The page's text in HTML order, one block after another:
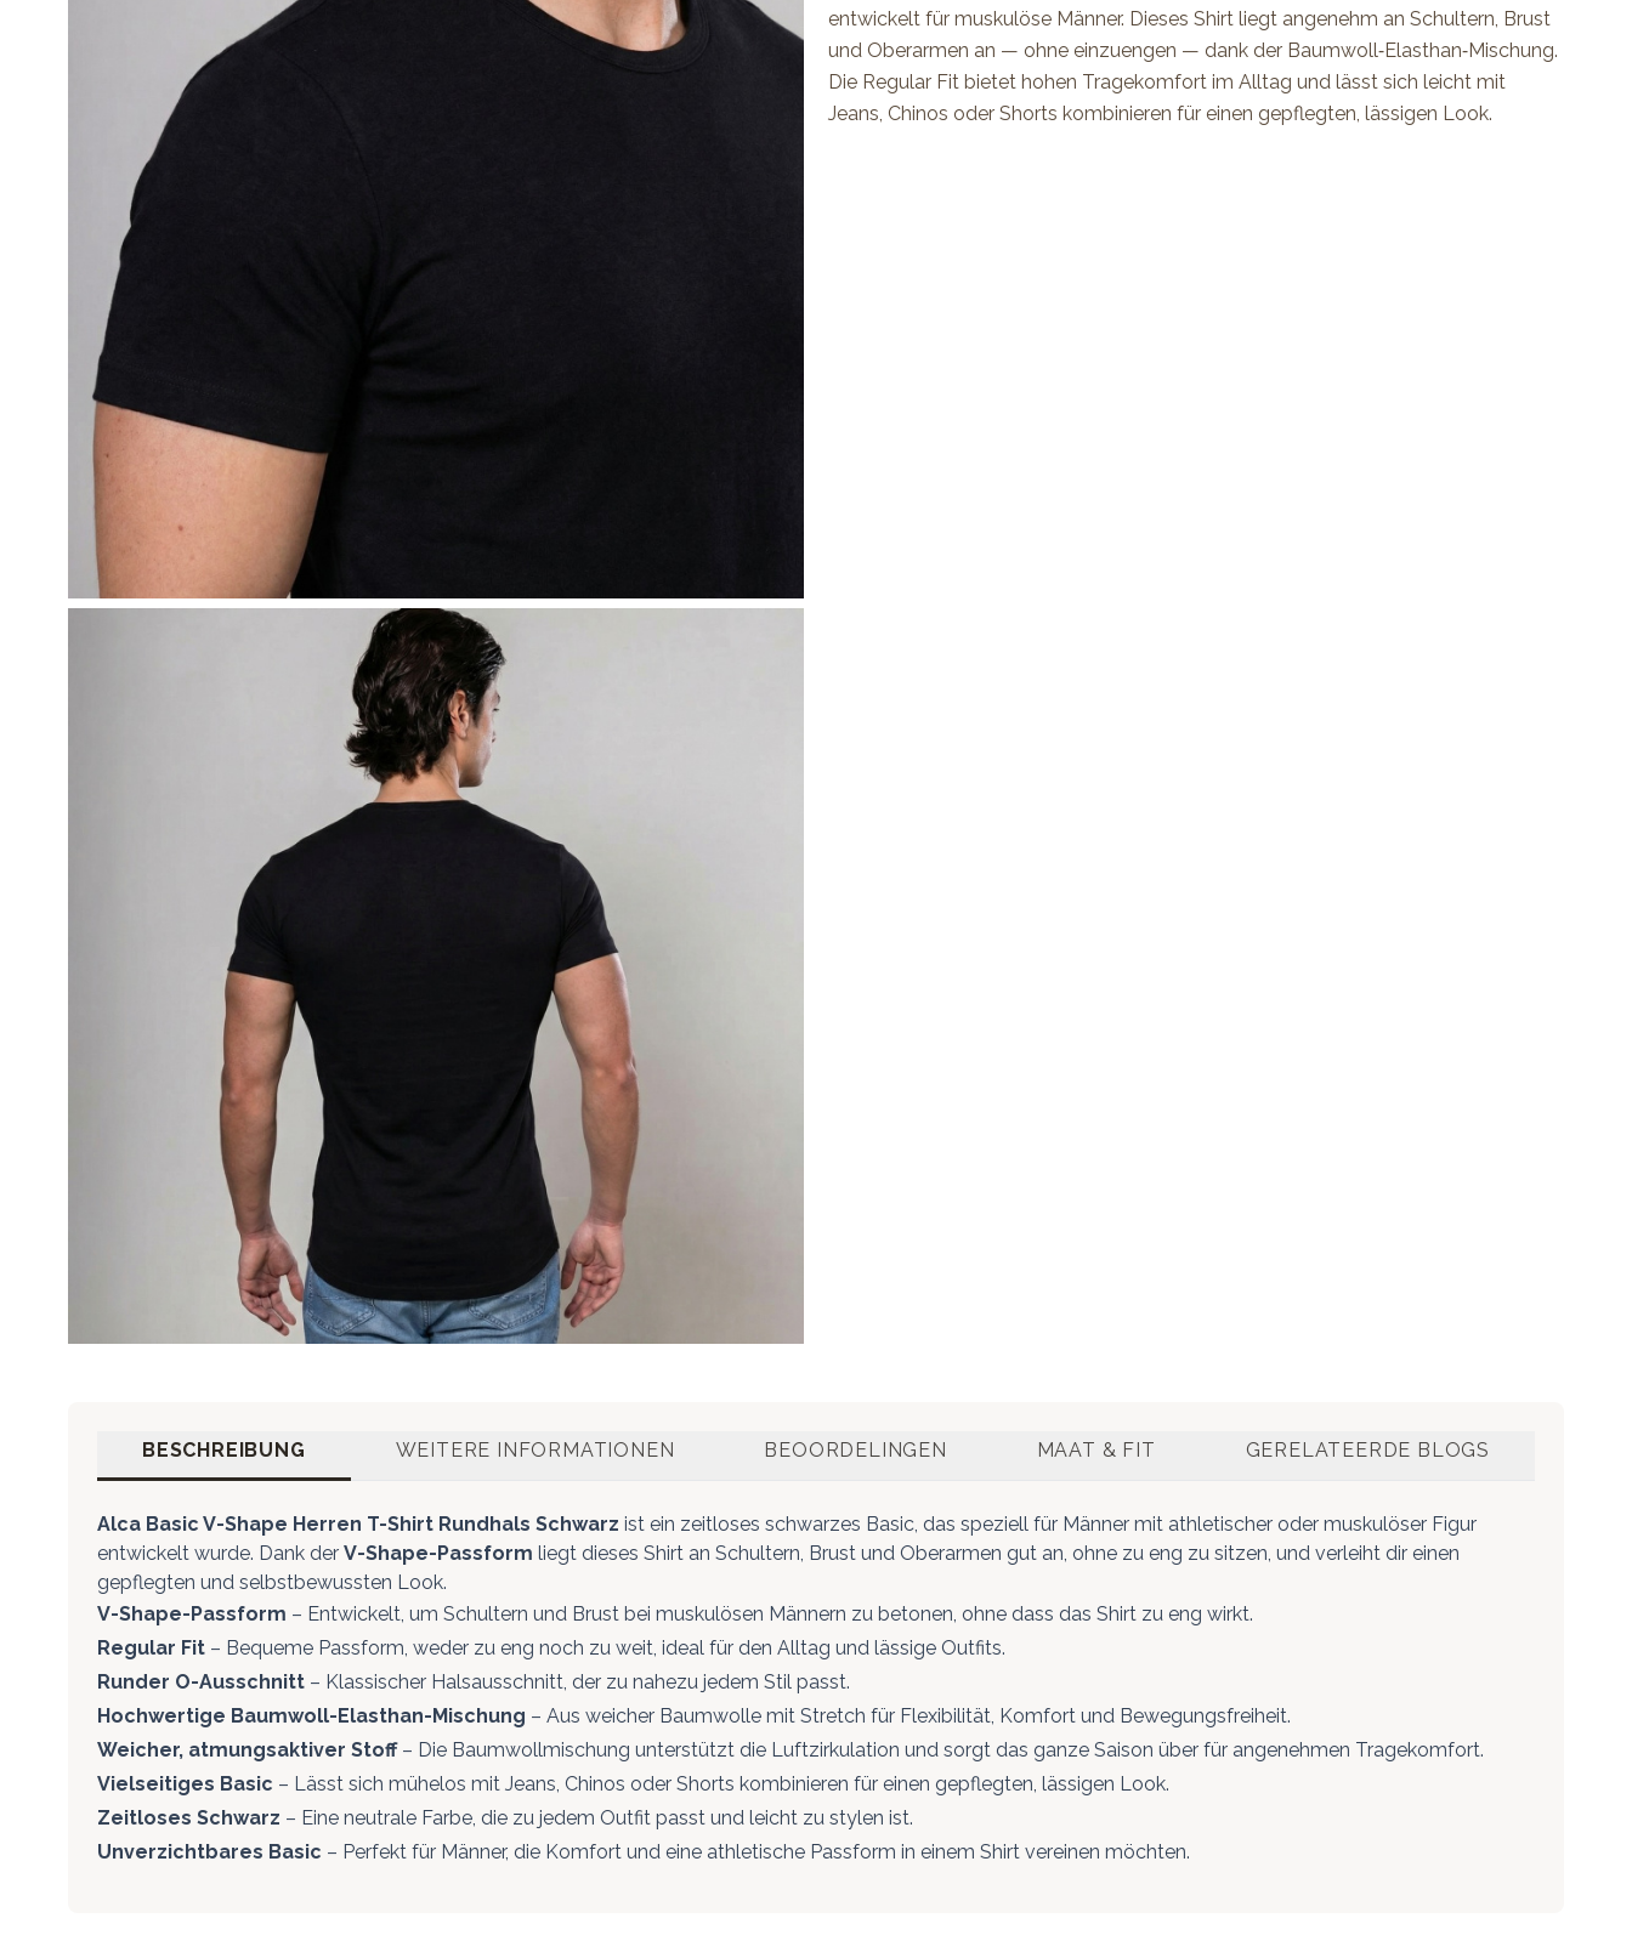
entwickelt für muskulöse Männer. Dieses Shirt liegt angenehm an Schultern, Brust
und Oberarmen an — ohne einzuengen — dank der Baumwoll‑Elasthan‑Mischung.
Die Regular Fit bietet hohen Tragekomfort im Alltag und lässt sich leicht mit
Jeans, Chinos oder Shorts kombinieren für einen gepflegten, lässigen Look.
BESCHREIBUNG WEITERE INFORMATIONEN BEOORDELINGEN MAAT & FIT GERELATEERDE BLOGS
Alca Basic V-Shape Herren T-Shirt Rundhals Schwarz ist ein zeitloses schwarzes Basic, das speziell für Männer mit athletischer oder muskulöser Figur
entwickelt wurde. Dank der V-Shape-Passform liegt dieses Shirt an Schultern, Brust und Oberarmen gut an, ohne zu eng zu sitzen, und verleiht dir einen
gepflegten und selbstbewussten Look.
V-Shape-Passform – Entwickelt, um Schultern und Brust bei muskulösen Männern zu betonen, ohne dass das Shirt zu eng wirkt.
Regular Fit – Bequeme Passform, weder zu eng noch zu weit, ideal für den Alltag und lässige Outfits.
Runder O-Ausschnitt – Klassischer Halsausschnitt, der zu nahezu jedem Stil passt.
Hochwertige Baumwoll-Elasthan-Mischung – Aus weicher Baumwolle mit Stretch für Flexibilität, Komfort und Bewegungsfreiheit.
Weicher, atmungsaktiver Stoff– Die Baumwollmischung unterstützt die Luftzirkulation und sorgt das ganze Saison über für angenehmen Tragekomfort.
Vielseitiges Basic – Lässt sich mühelos mit Jeans, Chinos oder Shorts kombinieren für einen gepflegten, lässigen Look.
Zeitloses Schwarz – Eine neutrale Farbe, die zu jedem Outfit passt und leicht zu stylen ist.
Unverzichtbares Basic – Perfekt für Männer, die Komfort und eine athletische Passform in einem Shirt vereinen möchten.